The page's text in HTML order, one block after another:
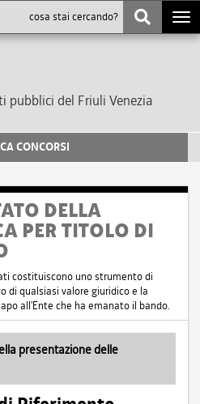
pubblici del Friuli Venezia
CONCORSI
DELLA
PER TITOLO DI
costituiscono uno strumento di
di qualsiasi valore giuridico e la
all'Ente che ha emanato il bando.
presentazione delle